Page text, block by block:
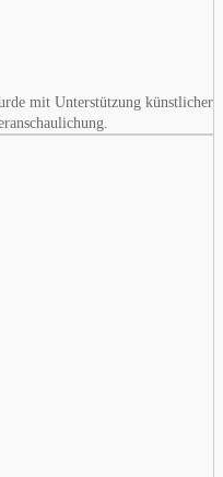
mit Unterstützung künstlicher